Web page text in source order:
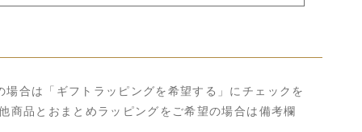
合は「ギフトラッピングを希望する」にチェックを
商品とおまとめラッピングをご希望の場合は備考欄